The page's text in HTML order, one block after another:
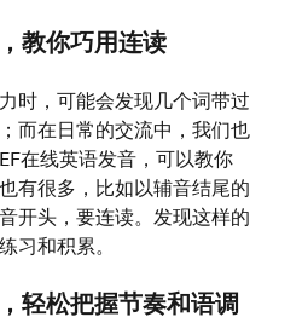
教你巧用连读
时，可能会发现几个词带过
而在日常的交流中，我们也
在线英语发音，可以教你
有很多，比如以辅音结尾的
开头，要连读。发现这样的
习和积累。
轻松把握节奏和语调